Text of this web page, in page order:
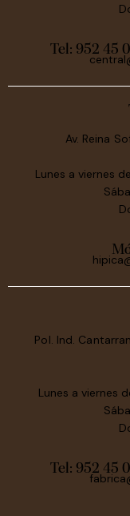
Tel: 952 45
Av. Reina
Lunes a viernes
Pol. Ind.
Lunes a viernes
Tel: 952 45